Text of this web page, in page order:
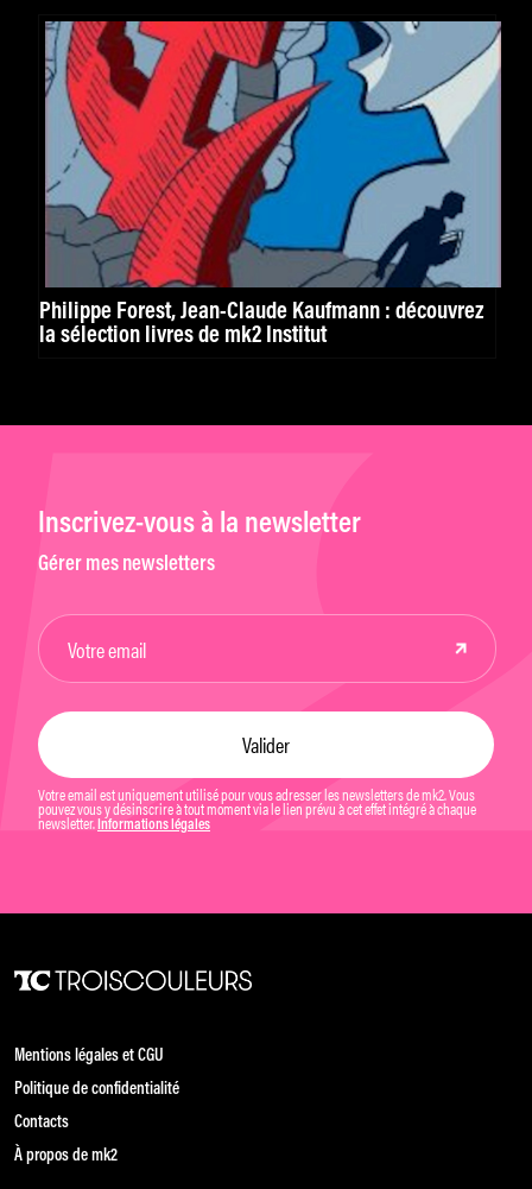
Philippe Forest, Jean-Claude Kaufmann : découvrez
la sélection livres de mk2 Institut
Inscrivez-vous à la newsletter
Gérer mes newsletters
Votre email est uniquement utilisé pour vous adresser les newsletters de mk2. Vous
pouvez vous y désinscrire à tout moment via le lien prévu à cet effet intégré à chaque
newsletter. Informations légales
Mentions légales et CGU
Politique de confidentialité
Contacts
À propos de mk2